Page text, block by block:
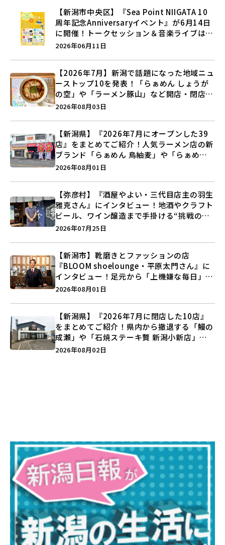
【新潟市中央区】『Sea Point NIIGATA 10
周年記念Anniversaryイベント』が6月14日
に開催！トークセッション＆音楽ライブは必
見♪
2026年06月11日
【2026年7月】新潟で話題になった地域ニュ
ーストップ10を発表！「らぁめん しょうが
の空」や「ラーメン豚山」など開店・閉店の
注目記事をランキングでご紹介♪
2026年08月03日
【新潟県】『2026年7月にオープンした39
店』をまとめてご紹介！人気ラーメン店の新
ブランド「らぁめん 鳥紬麦」や「らぁめん
しょうがの空」など盛りだくさん♪
2026年08月01日
【弥彦村】『酒屋やよい・三代目店主の羽生
雅克さん』にインタビュー！地酒やクラフト
ビール、ワイン醸造まで手掛ける“挑戦の歴
史”に迫る♪
2026年07月25日
【新潟市】靴磨きとファッションの店
『BLOOM shoelounge・平原太門さん』に
インタビュー！足元から「上機嫌な毎日」を
つくる装いの提案とは？
2026年08月01日
【新潟県】『2026年7月に閉店した10店』
をまとめてご紹介！県内から撤退する「鰻の
成瀬」や「石焼ステーキ贅 新潟小新店」が
営業に幕…。
2026年08月02日